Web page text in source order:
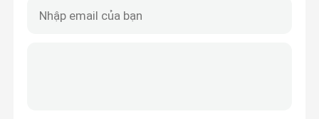
Mô-đun Woodward